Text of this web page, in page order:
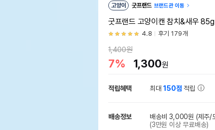
고양이 굿프랜드 브랜드관 이동
굿프랜드 고양이캔 참치&새우
4.8 후기 179개
1,400원
7% 1,300원
적립혜택 최대150점 적립
배송정보 배송비 3,000원 (제주/
(3만원 이상 무료배송)